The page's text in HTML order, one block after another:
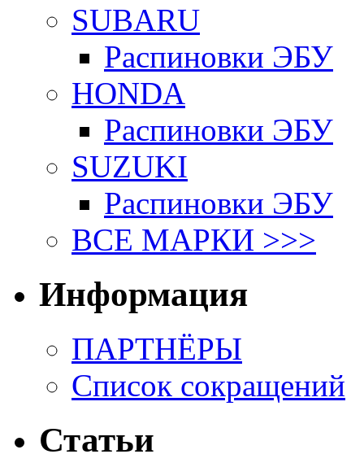
SUBARU
Распиновки ЭБУ
HONDA
Распиновки ЭБУ
SUZUKI
Распиновки ЭБУ
ВСЕ МАРКИ >>>
Информация
ПАРТНЁРЫ
Список сокращений
Статьи